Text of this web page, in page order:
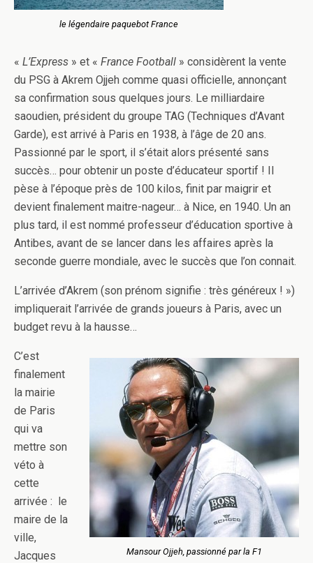
le légendaire paquebot France
« L’Express » et « France Football » considèrent la vente
du PSG à Akrem Ojjeh comme quasi officielle, annonçant
sa confirmation sous quelques jours. Le milliardaire
saoudien, président du groupe TAG (Techniques d’Avant
Garde), est arrivé à Paris en 1938, à l’âge de 20 ans.
Passionné par le sport, il s’était alors présenté sans
succès… pour obtenir un poste d’éducateur sportif ! Il
pèse à l’époque près de 100 kilos, finit par maigrir et
devient finalement maitre-nageur… à Nice, en 1940. Un an
plus tard, il est nommé professeur d’éducation sportive à
Antibes, avant de se lancer dans les affaires après la
seconde guerre mondiale, avec le succès que l’on connait.
L’arrivée d’Akrem (son prénom signifie : très généreux ! »)
impliquerait l’arrivée de grands joueurs à Paris, avec un
budget revu à la hausse…
Mansour Ojjeh, passionné par la F1
C’est
finalement
la mairie
de Paris
qui va
mettre son
véto à
cette
arrivée : le
maire de la
ville,
Jacques